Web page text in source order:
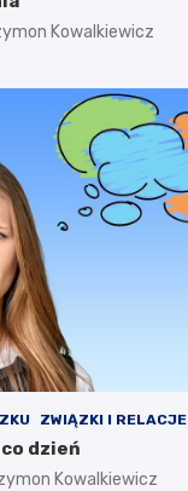
Kowalkiewicz
ZWIĄZKI I RELACJE
dzień
Kowalkiewicz